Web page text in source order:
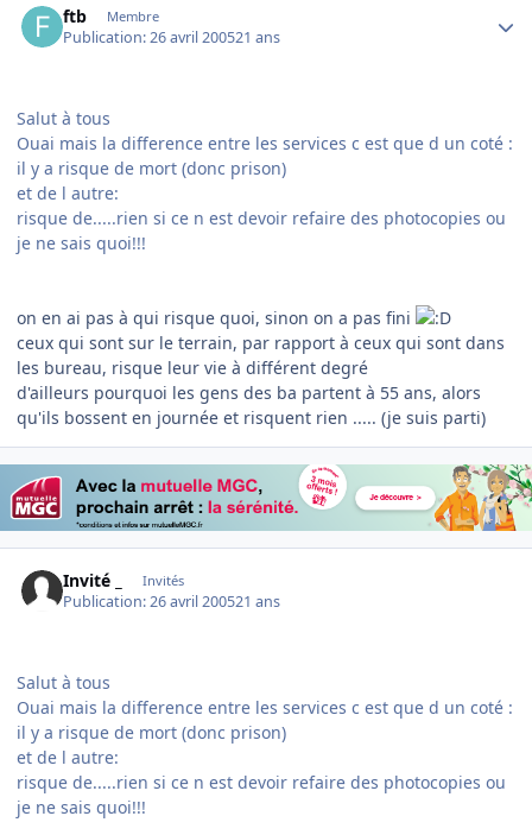
ftb Membre
Publication:26 avril 200521 ans
Salut à tous
Ouai mais la difference entre les services c est que d un coté :
il y a risque de mort (donc prison)
et de l autre:
risque de.....rien si ce n est devoir refaire des photocopies ou
je ne sais quoi!!!
on en ai pas à qui risque quoi, sinon on a pas fini
ceux qui sont sur le terrain, par rapport à ceux qui sont dans
les bureau, risque leur vie à différent degré
d'ailleurs pourquoi les gens des ba partent à 55 ans, alors
qu'ils bossent en journée et risquent rien ..... (je suis parti)
Invité _ Invités
Publication:26 avril 200521 ans
Salut à tous
Ouai mais la difference entre les services c est que d un coté :
il y a risque de mort (donc prison)
et de l autre:
risque de.....rien si ce n est devoir refaire des photocopies ou
je ne sais quoi!!!